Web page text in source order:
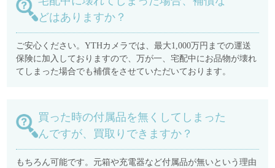
どはありますか？
ご安心ください。YTHカメラでは、最大1,000万円までの運送
保険に加入しておりますので、万が一、宅配中にお品物が壊れ
てしまった場合でも補償をさせていただいております。
買った時の付属品を無くしてしまった
んですが、買取りできますか？
もちろん可能です。元箱や充電器など付属品が無いという理由